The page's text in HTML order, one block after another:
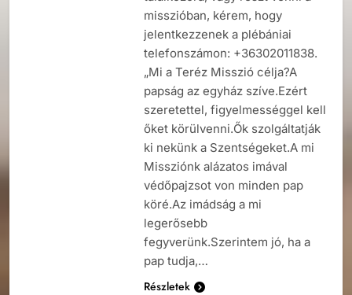
misszióban, kérem, hogy
jelentkezzenek a plébániai
telefonszámon: +36302011838.
„Mi a Teréz Misszió célja?A
papság az egyház szíve.Ezért
szeretettel, figyelmességgel kell
őket körülvenni.Ők szolgáltatják
ki nekünk a Szentségeket.A mi
Missziónk alázatos imával
védőpajzsot von minden pap
köré.Az imádság a mi
legerősebb
fegyverünk.Szerintem jó, ha a
pap tudja,…
Részletek